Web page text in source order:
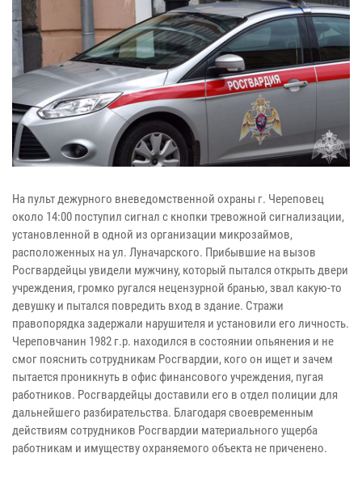
На пульт дежурного вневедомственной охраны г. Череповец
около 14:00 поступил сигнал с кнопки тревожной сигнализации,
установленной в одной из организации микрозаймов,
расположенных на ул. Луначарского. Прибывшие на вызов
Росгвардейцы увидели мужчину, который пытался открыть двери
учреждения, громко ругался нецензурной бранью, звал какую-то
девушку и пытался повредить вход в здание. Стражи
правопорядка задержали нарушителя и установили его личность.
Череповчанин 1982 г.р. находился в состоянии опьянения и не
смог пояснить сотрудникам Росгвардии, кого он ищет и зачем
пытается проникнуть в офис финансового учреждения, пугая
работников. Росгвардейцы доставили его в отдел полиции для
дальнейшего разбирательства. Благодаря своевременным
действиям сотрудников Росгвардии материального ущерба
работникам и имуществу охраняемого объекта не приченено.